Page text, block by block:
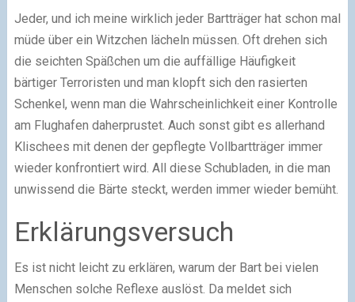
Jeder, und ich meine wirklich jeder Bartträger hat schon mal
müde über ein Witzchen lächeln müssen. Oft drehen sich
die seichten Späßchen um die auffällige Häufigkeit
bärtiger Terroristen und man klopft sich den rasierten
Schenkel, wenn man die Wahrscheinlichkeit einer Kontrolle
am Flughafen daherprustet. Auch sonst gibt es allerhand
Klischees mit denen der gepflegte Vollbartträger immer
wieder konfrontiert wird. All diese Schubladen, in die man
unwissend die Bärte steckt, werden immer wieder bemüht.
Erklärungsversuch
Es ist nicht leicht zu erklären, warum der Bart bei vielen
Menschen solche Reflexe auslöst. Da meldet sich